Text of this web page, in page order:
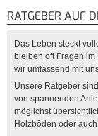
RATGEBER AUF
Das Leben steckt
bleiben oft Fragen im
wir umfassend mit
Unsere Ratgeber
von spannenden
möglichst
Holzböden oder